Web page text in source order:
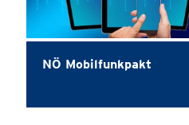
NÖ Mobilfunkpakt